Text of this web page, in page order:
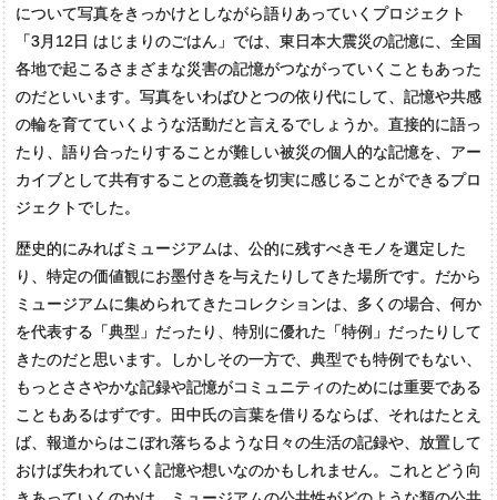
について写真をきっかけとしながら語りあっていくプロジェクト
「3月12日 はじまりのごはん」では、東日本大震災の記憶に、全国
各地で起こるさまざまな災害の記憶がつながっていくこともあった
のだといいます。写真をいわばひとつの依り代にして、記憶や共感
の輪を育てていくような活動だと言えるでしょうか。直接的に語っ
たり、語り合ったりすることが難しい被災の個人的な記憶を、アー
カイブとして共有することの意義を切実に感じることができるプロ
ジェクトでした。
歴史的にみればミュージアムは、公的に残すべきモノを選定した
り、特定の価値観にお墨付きを与えたりしてきた場所です。だから
ミュージアムに集められてきたコレクションは、多くの場合、何か
を代表する「典型」だったり、特別に優れた「特例」だったりして
きたのだと思います。しかしその一方で、典型でも特例でもない、
もっとささやかな記録や記憶がコミュニティのためには重要である
こともあるはずです。田中氏の言葉を借りるならば、それはたとえ
ば、報道からはこぼれ落ちるような日々の生活の記録や、放置して
おけば失われていく記憶や想いなのかもしれません。これとどう向